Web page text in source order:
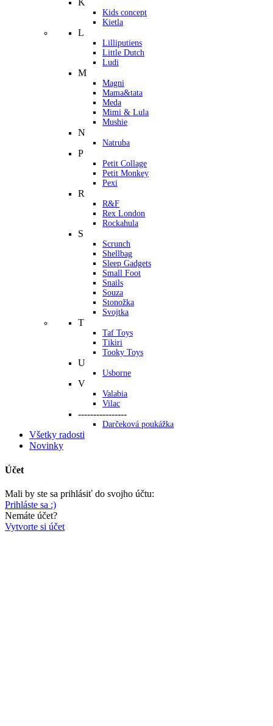
K
Kids concept
Kietla
L
Lilliputiens
Little Dutch
Ludi
M
Magni
Mama&tata
Meda
Mimi & Lula
Mushie
N
Natruba
P
Petit Collage
Petit Monkey
Pexi
R
R&F
Rex London
Rockahula
S
Scrunch
Shellbag
Sleep Gadgets
Small Foot
Snails
Souza
Stonožka
Svojtka
T
Taf Toys
Tikiri
Tooky Toys
U
Usborne
V
Valabia
Vilac
----------------
Darčeková poukážka
Všetky radosti
Novinky
Účet
Mali by ste sa prihlásiť do svojho účtu:
Prihláste sa :)
Nemáte účet?
Vytvorte si účet